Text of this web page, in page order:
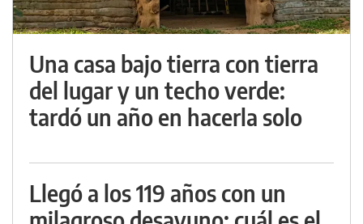
Una casa bajo tierra con tierra
del lugar y un techo verde:
tardó un año en hacerla solo
Llegó a los 119 años con un